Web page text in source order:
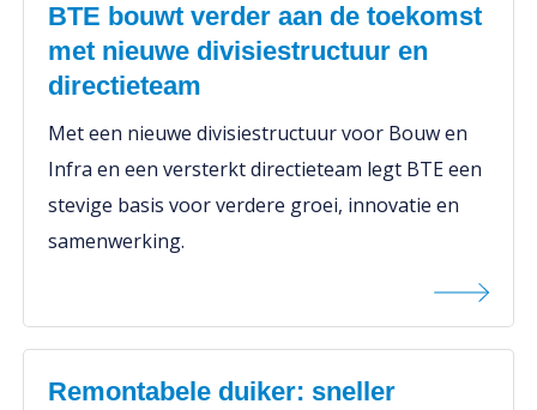
BTE bouwt verder aan de toekomst
met nieuwe divisiestructuur en
directieteam
Met een nieuwe divisiestructuur voor Bouw en
Infra en een versterkt directieteam legt BTE een
stevige basis voor verdere groei, innovatie en
samenwerking.
Remontabele duiker: sneller